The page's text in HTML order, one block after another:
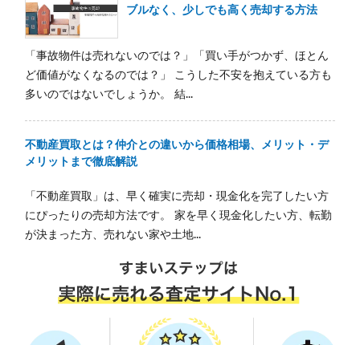
ブルなく、少しでも高く売却する方法
「事故物件は売れないのでは？」「買い手がつかず、ほとん
ど価値がなくなるのでは？」 こうした不安を抱えている方も
多いのではないでしょうか。 結...
不動産買取とは？仲介との違いから価格相場、メリット・デ
メリットまで徹底解説
「不動産買取」は、早く確実に売却・現金化を完了したい方
にぴったりの売却方法です。 家を早く現金化したい方、転勤
が決まった方、売れない家や土地...